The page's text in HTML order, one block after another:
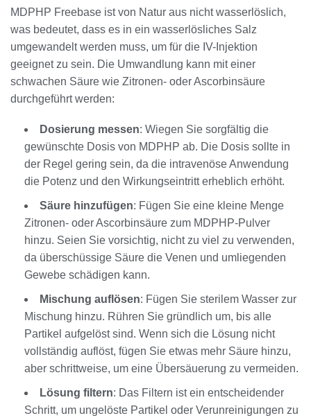
MDPHP Freebase ist von Natur aus nicht wasserlöslich,
was bedeutet, dass es in ein wasserlösliches Salz
umgewandelt werden muss, um für die IV-Injektion
geeignet zu sein. Die Umwandlung kann mit einer
schwachen Säure wie Zitronen- oder Ascorbinsäure
durchgeführt werden:
Dosierung messen: Wiegen Sie sorgfältig die
gewünschte Dosis von MDPHP ab. Die Dosis sollte in
der Regel gering sein, da die intravenöse Anwendung
die Potenz und den Wirkungseintritt erheblich erhöht.
Säure hinzufügen: Fügen Sie eine kleine Menge
Zitronen- oder Ascorbinsäure zum MDPHP-Pulver
hinzu. Seien Sie vorsichtig, nicht zu viel zu verwenden,
da überschüssige Säure die Venen und umliegenden
Gewebe schädigen kann.
Mischung auflösen: Fügen Sie sterilem Wasser zur
Mischung hinzu. Rühren Sie gründlich um, bis alle
Partikel aufgelöst sind. Wenn sich die Lösung nicht
vollständig auflöst, fügen Sie etwas mehr Säure hinzu,
aber schrittweise, um eine Übersäuerung zu vermeiden.
Lösung filtern: Das Filtern ist ein entscheidender
Schritt, um ungelöste Partikel oder Verunreinigungen zu